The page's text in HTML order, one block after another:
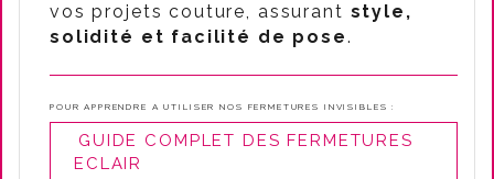
vos projets couture, assurant style,
solidité et facilité de pose.
POUR APPRENDRE A UTILISER NOS FERMETURES INVISIBLES :
GUIDE COMPLET DES FERMETURES
ECLAIR